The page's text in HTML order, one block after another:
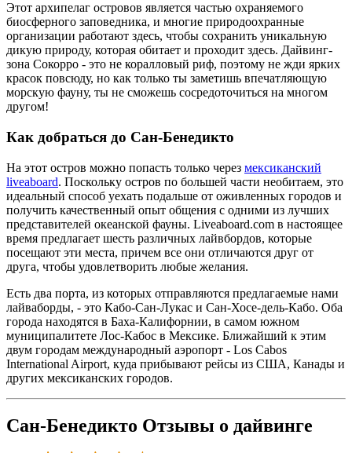
Этот архипелаг островов является частью охраняемого
биосферного заповедника, и многие природоохранные
организации работают здесь, чтобы сохранить уникальную
дикую природу, которая обитает и проходит здесь. Дайвинг-
зона Сокорро - это не коралловый риф, поэтому не жди ярких
красок повсюду, но как только ты заметишь впечатляющую
морскую фауну, ты не сможешь сосредоточиться на многом
другом!
Как добраться до Сан-Бенедикто
На этот остров можно попасть только через мексиканский
liveaboard. Поскольку остров по большей части необитаем, это
идеальный способ уехать подальше от оживленных городов и
получить качественный опыт общения с одними из лучших
представителей океанской фауны. Liveaboard.com в настоящее
время предлагает шесть различных лайвбордов, которые
посещают эти места, причем все они отличаются друг от
друга, чтобы удовлетворить любые желания.
Есть два порта, из которых отправляются предлагаемые нами
лайваборды, - это Кабо-Сан-Лукас и Сан-Хосе-дель-Кабо. Оба
города находятся в Баха-Калифорнии, в самом южном
муниципалитете Лос-Кабос в Мексике. Ближайший к этим
двум городам международный аэропорт - Los Cabos
International Airport, куда прибывают рейсы из США, Канады и
других мексиканских городов.
Сан-Бенедикто Отзывы о дайвинге